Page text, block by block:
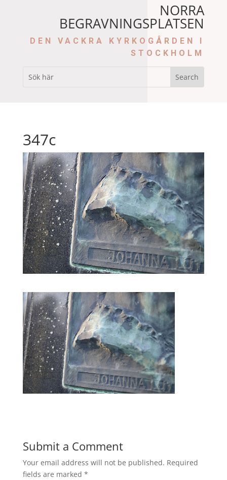
NORRA
BEGRAVNINGSPLATSEN
DEN VACKRA KYRKOGÅRDEN I
STOCKHOLM
347c
Submit a Comment
Your email address will not be published. Required
fields are marked *